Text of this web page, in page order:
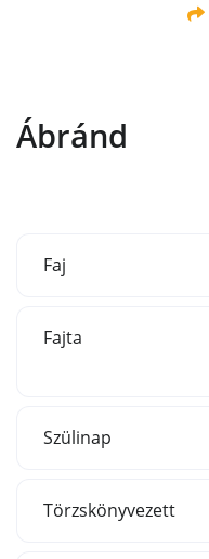
Ábránd
Faj
Fajta
Szülinap
Törzskönyvezett